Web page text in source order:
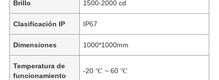
Brillo 1500-2000 cd
Clasificación IP IP67
Dimensiones 1000*1000mm
Temperatura de
funcionamiento
-20 ℃ ~ 60 ℃